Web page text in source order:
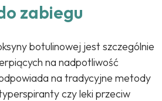
zabiegu
botulinowej jest szczególnie
na nadpotliwość
na tradycyjne metody
czy leki przeciw